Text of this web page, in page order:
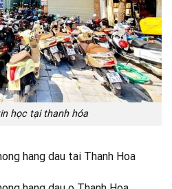
học tại thanh hóa
hang dau tai Thanh Hoa